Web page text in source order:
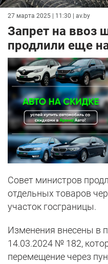
27 марта 2025 | 11:30 | av.by
Запрет на ввоз
продлили еще
Совет министров
отдельных товаров
участок госграницы.
Изменения внесены в
14.03.2024 № 182,
перемещение через